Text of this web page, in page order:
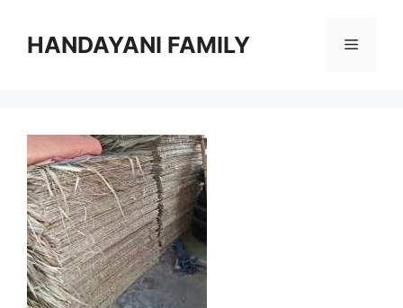
HANDAYANI FAMILY Menu